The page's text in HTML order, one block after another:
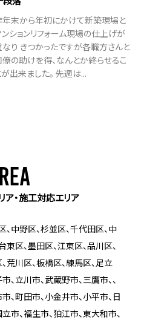
年末から年初にかけて新築現場と
ションリフォーム現場の仕上げが
り きつかったですが各職方さんと
僚の助けを得、なんとか終らせるこ
が出来ました。 先週は...
ア・施工対応エリア
中野区、杉並区、千代田区、中
東区、墨田区、江東区、品川区、
荒川区、板橋区、練馬区、足立
、立川市、武蔵野市、三鷹市、、
、町田市、小金井市、小平市、日
市、福生市、狛江市、東大和市、